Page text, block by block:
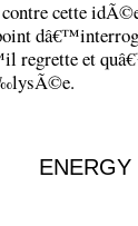
cette
regrette et
ENERGY